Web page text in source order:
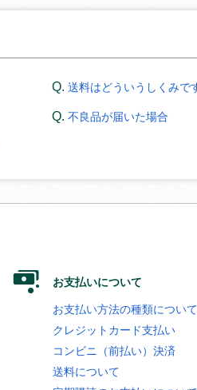
送料はどういうしくみで
不良品が届いた場合
お支払いについて
お支払い方法の種類について
クレジットカード支払い
コンビニ（前払い）決済
送料について